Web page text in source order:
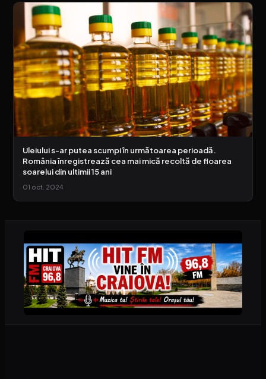
Uleiului s-ar putea scumpi în următoarea perioadă.
România înregistrează cea mai mică recoltă de floarea
soarelui din ultimii 15 ani
01 oct. 2024